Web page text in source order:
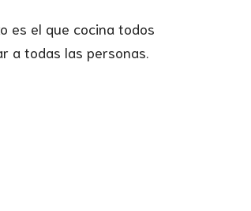
es el que cocina todos
a todas las personas.